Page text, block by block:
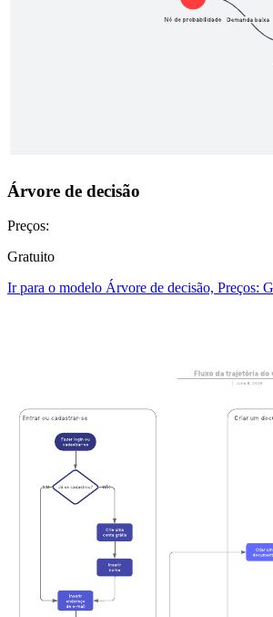
Árvore de decisão
Preços:
Gratuito
Ir para o modelo Árvore de decisão, Preços: